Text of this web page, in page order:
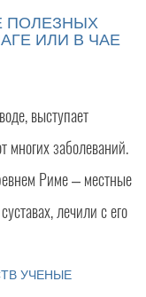
ПОЛЕЗНЫХ
ИЛИ В ЧАЕ
выступает
многих заболеваний.
Риме – местные
лечили с его
УЧЕНЫЕ